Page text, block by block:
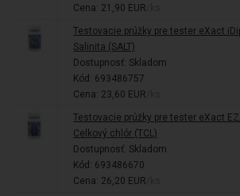
Cena: 21,90 EUR
Testovacie prúžky pre tester eXact
Salinita (SALT)
Dostupnosť: Skladom
Kód: 693486757
Cena: 23,60 EUR
Testovacie prúžky pre tester eXact
Celkový chlór (TCL)
Dostupnosť: Skladom
Kód: 693486670
Cena: 26,20 EUR